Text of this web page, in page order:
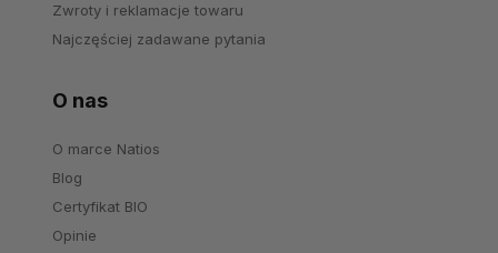
Zwroty i reklamacje towaru
Najczęściej zadawane pytania
O nas
O marce Natios
Blog
Certyfikat BIO
Opinie